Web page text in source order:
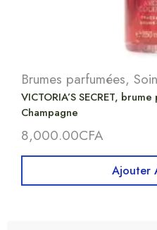
Brumes parfumées,
VICTORIA’S SECRET,
Champagne
8,000.00CFA
Ajouter